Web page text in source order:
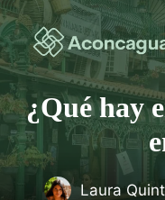
Saltar
al
contenido
¿Qué hay
Laura